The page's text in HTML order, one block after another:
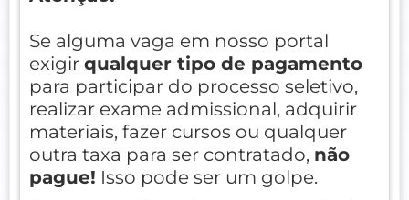
Se alguma vaga em nosso portal
exigir qualquer tipo de pagamento
para participar do processo seletivo,
realizar exame admissional, adquirir
materiais, fazer cursos ou qualquer
outra taxa para ser contratado, não
pague! Isso pode ser um golpe.